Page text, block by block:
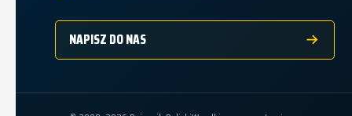
NAPISZ DO NAS